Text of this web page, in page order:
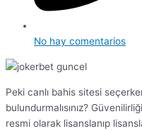
No hay comentarios
Peki canlı bahis sitesi
bulundurmalısınız?
resmi olarak lisanslanıp